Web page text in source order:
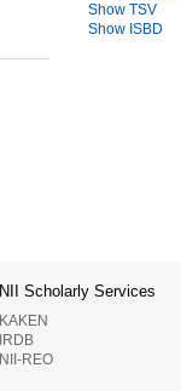
Show TSV
Show ISBD
NII Scholarly Services
KAKEN
IRDB
NII-REO